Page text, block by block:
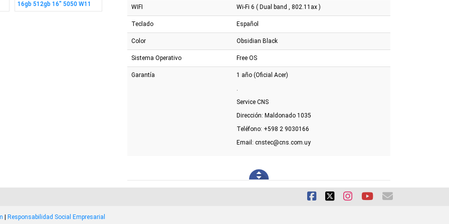
16gb 512gb 16" 5050 W11
Ryzen 7 16gb 1tb 14" WIN
N150 8gb 128gb 15.6" W11
16gb 512gb 15.6" 3050 FR
WIFI Wi-Fi 6 ( Dual band , 802.11ax )
Teclado Español
Color Obsidian Black
Sistema Operativo Free OS
Garantía
1 año (Oficial Acer)
Service CNS
Dirección: Maldonado 1035
Teléfono: +598 2 9030166
Email: cnstec@cns.com.uy
| Responsabilidad Social Empresarial